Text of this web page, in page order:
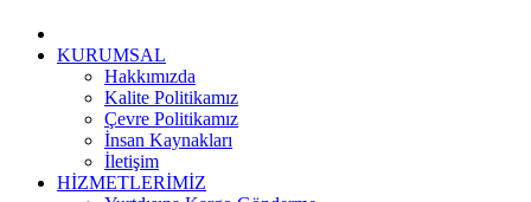
KURUMSAL
Hakkımızda
Kalite Politikamız
Çevre Politikamız
İnsan Kaynakları
İletişim
HİZMETLERİMİZ